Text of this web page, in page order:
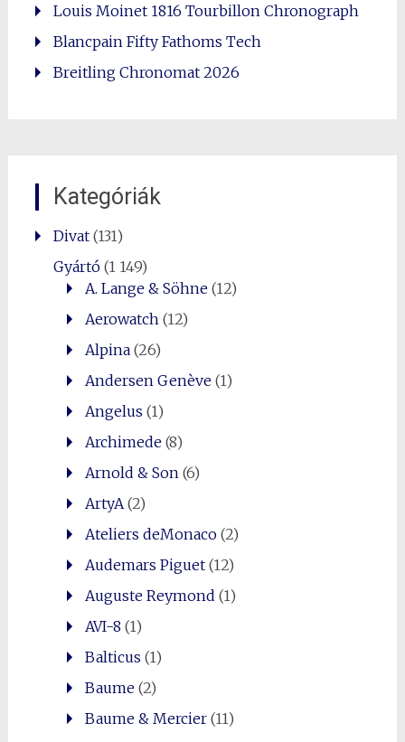
Louis Moinet 1816 Tourbillon Chronograph
Blancpain Fifty Fathoms Tech
Breitling Chronomat 2026
Kategóriák
Divat(131)
Gyártó(1 149)
A. Lange & Söhne(12)
Aerowatch (12)
Alpina(26)
Andersen Genève(1)
Angelus (1)
Archimede(8)
Arnold & Son (6)
ArtyA (2)
Ateliers deMonaco(2)
Audemars Piguet(12)
Auguste Reymond (1)
AVI-8 (1)
Balticus (1)
Baume(2)
Baume & Mercier(11)